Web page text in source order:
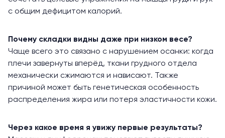
с общим дефицитом калорий.
Почему складки видны даже при низком весе?
Чаще всего это связано с нарушением осанки: когда
плечи завернуты вперёд, ткани грудного отдела
механически сжимаются и нависают. Также
причиной может быть генетическая особенность
распределения жира или потеря эластичности кожи.
Через какое время я увижу первые результаты?